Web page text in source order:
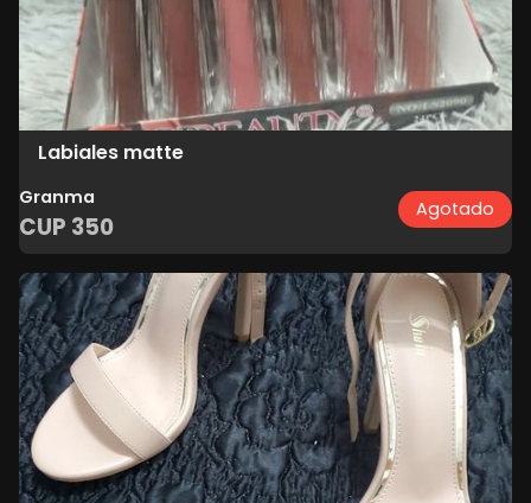
Labiales matte
Granma
CUP 350
Agotado